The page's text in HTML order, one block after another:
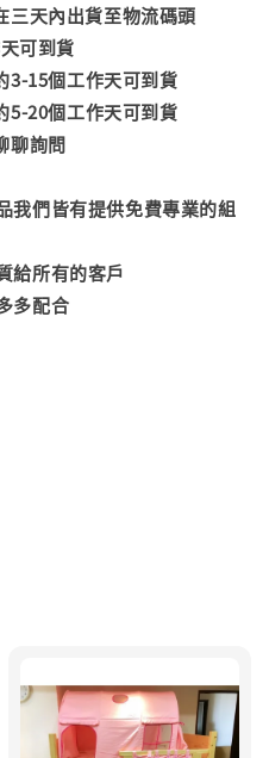
三天內出貨至物流碼頭
可到貨
3-15個工作天可到貨
5-20個工作天可到貨
聊詢問
我們皆有提供免費專業的組
給所有的客戶
多配合